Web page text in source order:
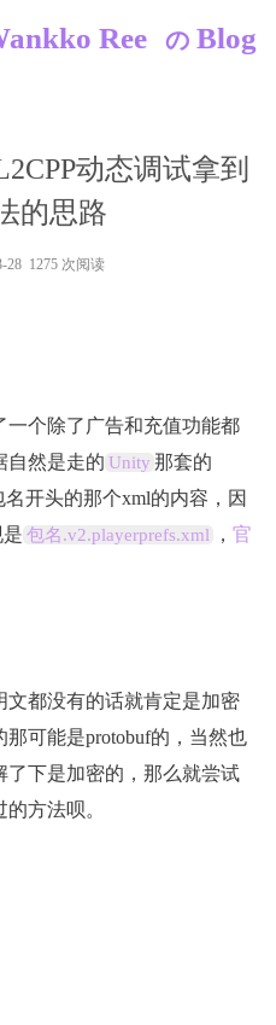
Ree の Blog
动态调试拿到
的思路
28 1275 次阅读
个除了广告和充值功能都
自然是走的 Unity 那套的
名开头的那个xml的内容，因
包名.v2.playerprefs.xml ， 官
都没有的话就肯定是加密
可能是protobuf的，当然也
下是加密的，那么就尝试
方法呗。